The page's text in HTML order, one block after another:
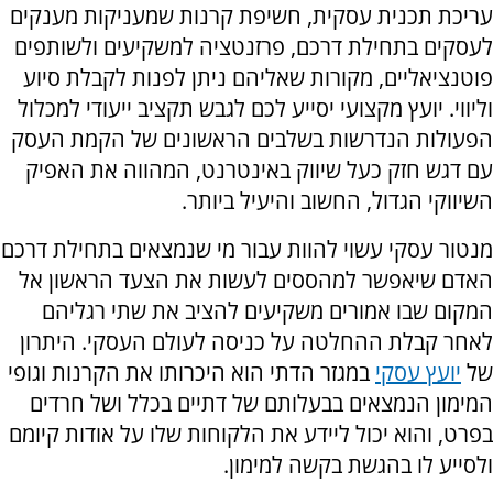
עריכת תכנית עסקית, חשיפת קרנות שמעניקות מענקים
לעסקים בתחילת דרכם, פרזנטציה למשקיעים ולשותפים
פוטנציאליים, מקורות שאליהם ניתן לפנות לקבלת סיוע
וליווי. יועץ מקצועי יסייע לכם לגבש תקציב ייעודי למכלול
הפעולות הנדרשות בשלבים הראשונים של הקמת העסק
עם דגש חזק כעל שיווק באינטרנט, המהווה את האפיק
השיווקי הגדול, החשוב והיעיל ביותר.
מנטור עסקי עשוי להוות עבור מי שנמצאים בתחילת דרכם
האדם שיאפשר למהססים לעשות את הצעד הראשון אל
המקום שבו אמורים משקיעים להציב את שתי רגליהם
לאחר קבלת ההחלטה על כניסה לעולם העסקי. היתרון
של יועץ עסקי במגזר הדתי הוא היכרותו את הקרנות וגופי
המימון הנמצאים בבעלותם של דתיים בכלל ושל חרדים
בפרט, והוא יכול ליידע את הלקוחות שלו על אודות קיומם
ולסייע לו בהגשת בקשה למימון.